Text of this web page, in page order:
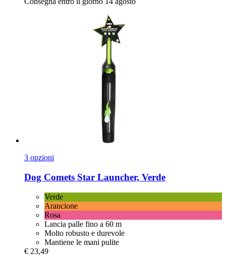
3 opzioni
Dog Comets Star Launcher, Verde
Verde
Arancione
Rosa
Lancia palle fino a 60 m
Molto robusto e durevole
Mantiene le mani pulite
€ 23,49